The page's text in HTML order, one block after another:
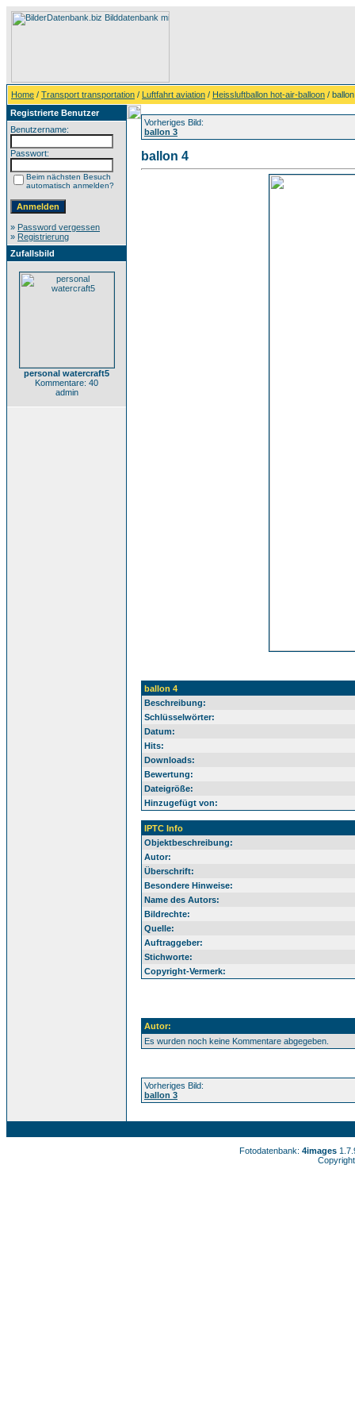
Home / Transport transportation / Luftfahrt aviation / Heissluftballon hot-air-balloon /
Registrierte Benutzer
Benutzername:
Passwort:
Beim nächsten Besuch
automatisch anmelden?
» Password vergessen
» Registrierung
Zufallsbild
personal watercraft5
Kommentare: 40
admin
Vorheriges Bild:
ballon 3
ballon 4
ballon 4
Beschreibung:
Schlüsselwörter:
Datum:
Hits:
Downloads:
Bewertung:
Dateigröße:
Hinzugefügt von:
IPTC Info
Objektbeschreibung:
Autor:
Überschrift:
Besondere Hinweise:
Name des Autors:
Bildrechte:
Quelle:
Auftraggeber:
Stichworte:
Copyright-Vermerk:
Autor:
Es wurden noch keine Kommentare abgegeben.
Vorheriges Bild:
ballon 3
Fotodatenbank: 4images